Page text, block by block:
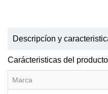
Descripcíon y
Carácteristicas del producto
Marca